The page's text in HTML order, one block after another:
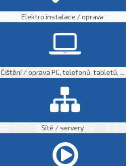
Elektro instalace / oprava
Čištění / oprava PC, telefonů, tabletů, ...
Sítě / servery